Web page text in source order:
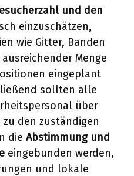
und den
einzuschätzen,
wie Gitter, Banden
Menge
eingeplant
sollten alle
über
den zuständigen
die Abstimmung und
eingebunden werden,
und lokale